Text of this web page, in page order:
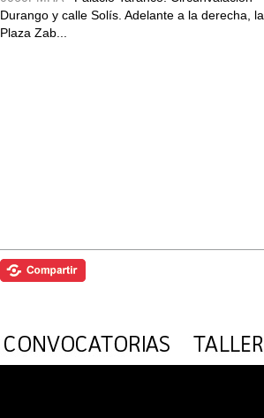
Durango y calle Solís. Adelante a la derecha, la
Plaza Zab...